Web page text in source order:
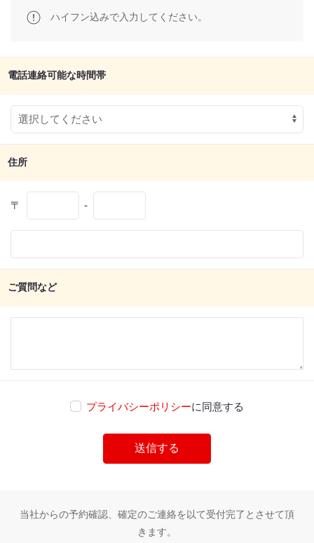
ハイフン込みで入力してください。
電話連絡可能な時間帯
住所
〒 -
ご質問など
プライバシーポリシーに同意する
当社からの予約確認、確定のご連絡を以て受付完了とさせて頂
きます。